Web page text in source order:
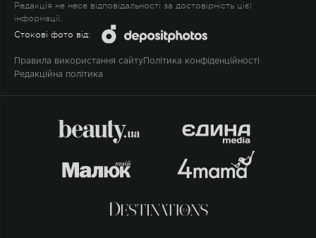
Редакція не несе відповідальності за достовірність цієї
інформації.
Стокові фото від:
Правила використання сайту Політика конфіденційності
Редакційна політика